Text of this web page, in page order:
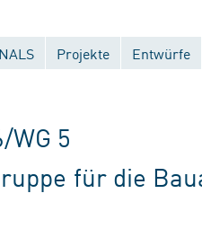
Projekte Entwürfe
WG 5
für die